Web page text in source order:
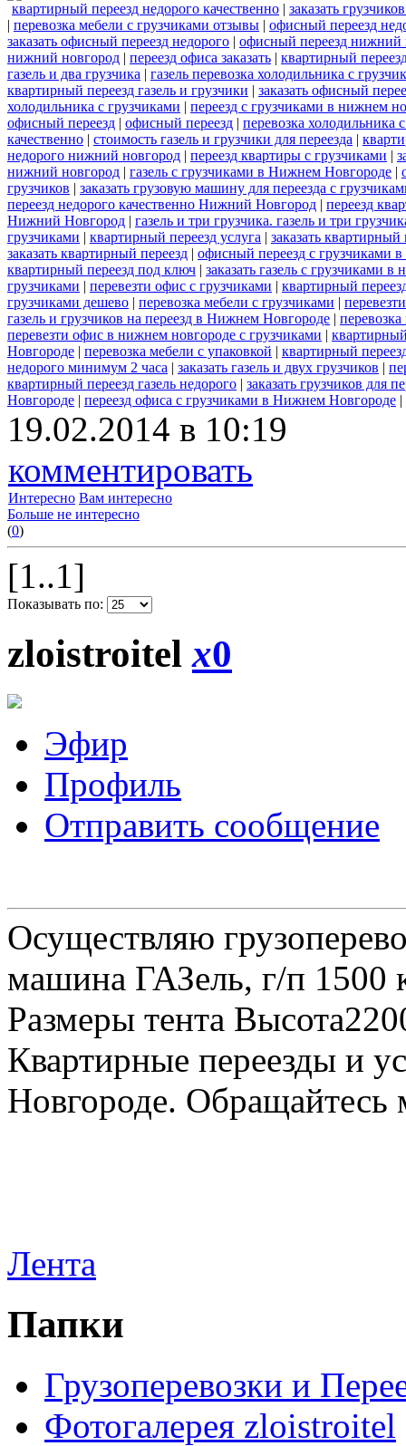
квартирный переезд недорого качественно | заказать
| перевозка мебели с грузчиками отзывы | офисный переезд
заказать офисный переезд недорого | офисный переезд нижний
нижний новгород | переезд офиса заказать | квартирный
газель и два грузчика | газель перевозка холодильника с
квартирный переезд газель и грузчики | заказать офисный
холодильника с грузчиками | переезд с грузчиками в нижнем
офисный переезд | офисный переезд | перевозка
качественно | стоимость газель и грузчики для переезда |
недорого нижний новгород | переезд квартиры с грузчиками |
нижний новгород | газель с грузчиками в Нижнем Новгороде |
грузчиков | заказать грузовую машину для переезда с
переезд недорого качественно Нижний Новгород | переезд
Нижний Новгород | газель и три грузчика. газель и три
грузчиками | квартирный переезд услуга | заказать
заказать квартирный переезд | офисный переезд с грузчиками
квартирный переезд под ключ | заказать газель с грузчиками
грузчиками | перевезти офис с грузчиками | квартирный
грузчиками дешево | перевозка мебели с грузчиками |
газель и грузчиков на переезд в Нижнем Новгороде |
перевезти офис в нижнем новгороде с грузчиками |
Новгороде | перевозка мебели с упаковкой | квартирный
недорого минимум 2 часа | заказать газель и двух грузчиков |
квартирный переезд газель недорого | заказать грузчиков для
Новгороде | переезд офиса с грузчиками в Нижнем Новгороде |
19.02.2014 в 10:19
комментировать
Интересно Вам интересно
Больше не интересно
(0)
[1..1]
Показывать по:
zloistroitelx0
Эфир
Профиль
Отправить сообщение
Осуществляю
машина ГАЗель, г/п 1500
Размеры тента
Квартирные переезды и
Новгороде.
Лента
Папки
Грузоперевозки и
Фотогалерея zloistroitel